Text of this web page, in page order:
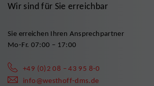
Wir sind für Sie erreichbar
Sie erreichen Ihren Ansprechpartner
Mo-Fr. 07:00 – 17:00
+49 (0)2 08 – 43 95 8-0
info@westhoff-dms.de